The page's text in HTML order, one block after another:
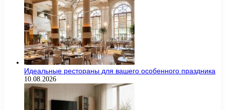
Идеальные рестораны для вашего особенного праздника
10.08.2026